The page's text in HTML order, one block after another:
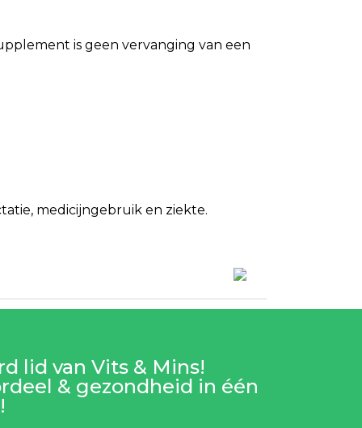
is geen vervanging van een
medicijngebruik en ziekte.
lid van Vits & Mins!
& gezondheid in één